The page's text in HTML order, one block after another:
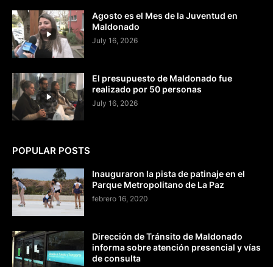
Agosto es el Mes de la Juventud en
Maldonado
July 16, 2026
El presupuesto de Maldonado fue
realizado por 50 personas
July 16, 2026
POPULAR POSTS
Inauguraron la pista de patinaje en el
Parque Metropolitano de La Paz
febrero 16, 2020
Dirección de Tránsito de Maldonado
informa sobre atención presencial y vías
de consulta